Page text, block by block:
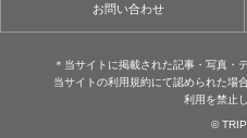
お問い合わせ
＊当サイトに掲載された記事・写真・
当サイトの利用規約にて認められた場
利用を禁⽌
©